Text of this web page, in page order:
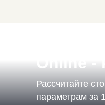
Online -
Рассчитайте
параметрам за